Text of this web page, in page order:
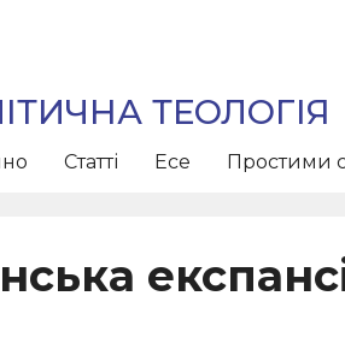
ТЕОЛОГІЯ
Статті Есе Простими